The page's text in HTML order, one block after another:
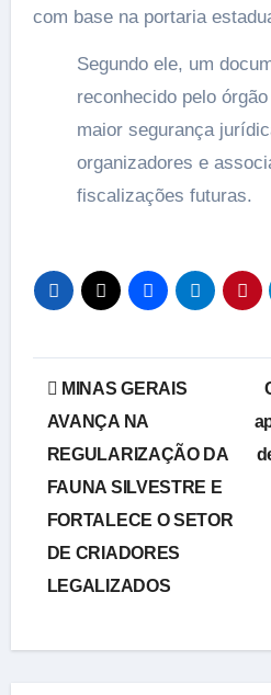
com base na portaria
Segundo ele, um
reconhecido pelo
maior segurança
organizadores e
fiscalizações futuras.
Navegação
de
Post
MINAS GERAIS
AVANÇA NA
REGULARIZAÇÃO DA
FAUNA SILVESTRE E
FORTALECE O SETOR
DE CRIADORES
LEGALIZADOS